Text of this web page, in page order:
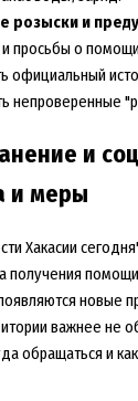
розыски и
и просьбы о
официальный
непроверенные
и
и меры
Хакасии
получения
новые
важнее не
обращаться и